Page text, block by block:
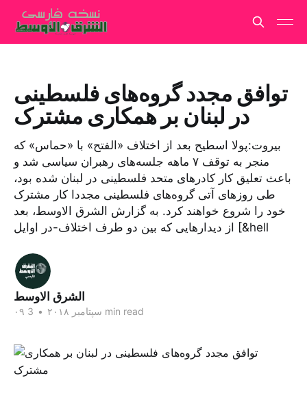
توافق مجدد گروه‌های فلسطینی
در لبنان بر همکاری مشترک
بیروت:پولا اسطیح بعد از اختلاف «الفتح» با «حماس» که
منجر به توقف ۷ ماهه جلسه‌های رهبران سیاسی شد و
باعث تعلیق کار کادرهای متحد فلسطینی در لبنان شده بود،
طی روزهای آتی گروه‌های فلسطینی مجددا کار مشترک
خود را شروع خواهند کرد. به گزارش الشرق الاوسط، بعد
از دیدارهایی که بین دو طرف اختلاف-در اوایل [&hell
الشرق الاوسط
۰۹ سپتامبر ۲۰۱۸ • 3 min read